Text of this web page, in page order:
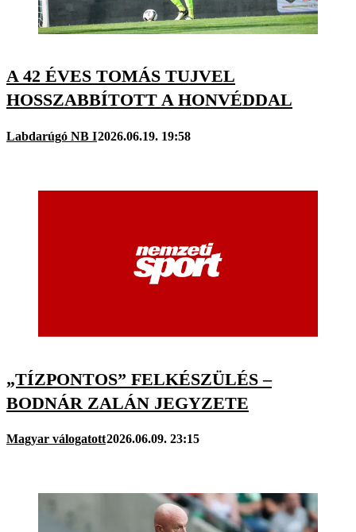
A 42 ÉVES TOMÁS TUJVEL
HOSSZABBÍTOTT A HONVÉDDAL
Labdarúgó NB I2026.06.19. 19:58
„TÍZPONTOS” FELKÉSZÜLÉS –
BODNÁR ZALÁN JEGYZETE
Magyar válogatott2026.06.09. 23:15